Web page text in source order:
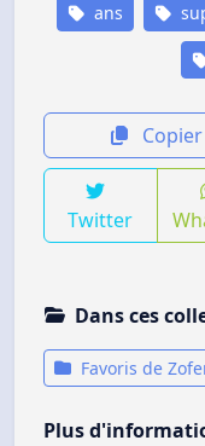
ans
Copier
Twitter
Dans ces
Favoris de
Plus